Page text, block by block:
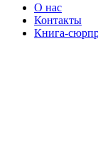
О нас
Контакты
Книга-